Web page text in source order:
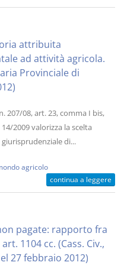
attribuita
ad attività agricola.
Provinciale di
207/08, art. 23, comma I bis,
2009 valorizza la scelta
di...
agricolo
continua a leggere
pagate: rapporto fra
1104 cc. (Cass. Civ.,
27 febbraio 2012)